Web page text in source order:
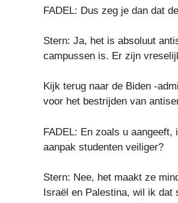
FADEL: Dus zeg je dan dat
Stern: Ja, het is absoluut
campussen is. Er zijn
Kijk terug naar de Biden -
voor het bestrijden van
FADEL: En zoals u
aanpak studenten veiliger?
Stern: Nee, het maakt ze
Israël en Palestina, wil ik dat